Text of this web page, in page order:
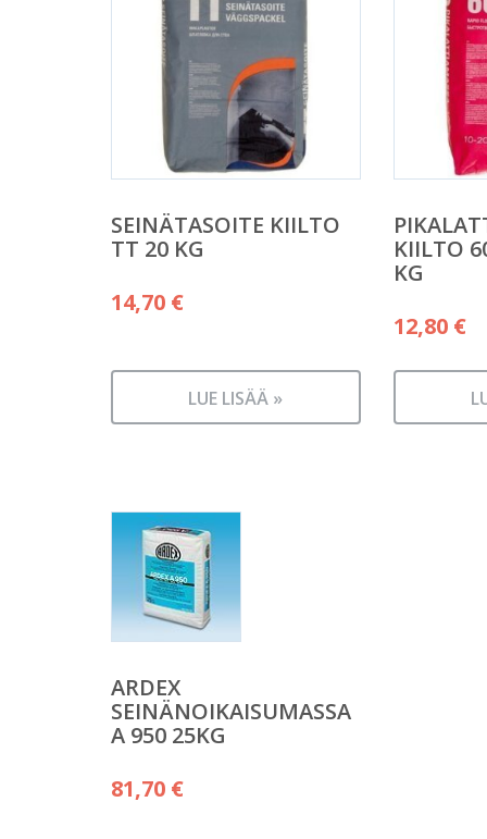
SEINÄTASOITE KIILTO
TT 20 KG
14,70 €
LUE LISÄÄ »
KIILTO
KG
12,80 €
ARDEX
SEINÄNOIKAISUMASSA
A 950 25KG
81,70 €